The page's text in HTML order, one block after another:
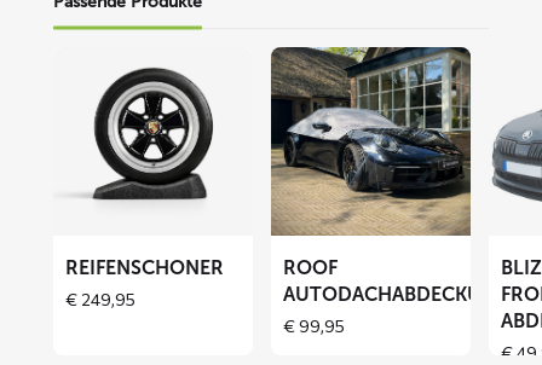
Reifenschoner
REIFENSCHONER
€249,95
Mehr
lesen
über
ROOF
Autodachabdeckung
ROOF
AUTODACHABDECKUNG
€99,95
über
BLIZZ
€